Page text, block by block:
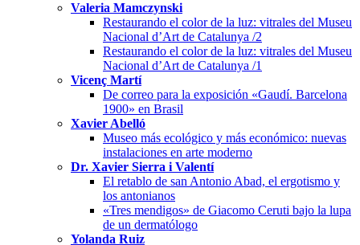
Valeria Mamczynski
Restaurando el color de la luz: vitrales del Museu
Nacional d’Art de Catalunya /2
Restaurando el color de la luz: vitrales del Museu
Nacional d’Art de Catalunya /1
Vicenç Martí
De correo para la exposición «Gaudí. Barcelona
1900» en Brasil
Xavier Abelló
Museo más ecológico y más económico: nuevas
instalaciones en arte moderno
Dr. Xavier Sierra i Valentí
El retablo de san Antonio Abad, el ergotismo y
los antonianos
«Tres mendigos» de Giacomo Ceruti bajo la lupa
de un dermatólogo
Yolanda Ruiz